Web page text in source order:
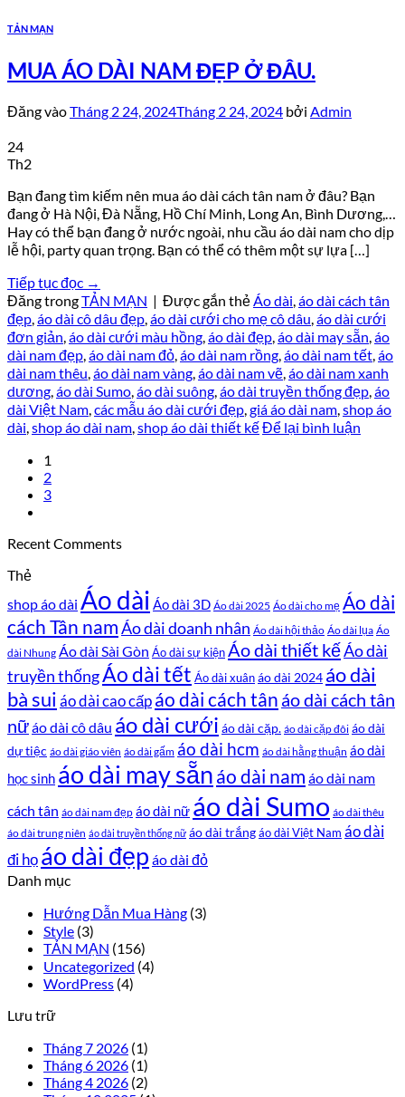
TẢN MẠN
MUA ÁO DÀI NAM ĐẸP Ở ĐÂU.
Đăng vàoTháng 2 24, 2024Tháng 2 24, 2024 bởi Admin
24
Th2
Bạn đang tìm kiếm nên mua áo dài cách tân nam ở đâu? Bạn
đang ở Hà Nội, Đà Nẵng, Hồ Chí Minh, Long An, Bình Dương,…
Hay có thể bạn đang ở nước ngoài, nhu cầu áo dài nam cho dịp
lễ hội, party quan trọng. Bạn có thể có thêm một sự lựa […]
Tiếp tục đọc →
Đăng trongTẢN MẠN | Được gắn thẻ Áo dài áo dài cách tân
đẹp áo dài cô dâu đẹp áo dài cưới cho mẹ cô dâu áo dài cưới
đơn giản áo dài cưới màu hồng áo dài đẹp áo dài may sẵn áo
dài nam đẹp áo dài nam đỏ áo dài nam rồng áo dài nam tết áo
dài nam thêu áo dài nam vàng áo dài nam vẽ áo dài nam xanh
dương áo dài Sumo áo dài suông áo dài truyền thống đẹp áo
dài Việt Nam các mẫu áo dài cưới đẹp giá áo dài nam shop áo
dài shop áo dài nam shop áo dài thiết kếĐể lại bình luận
1
2
3
Recent Comments
Thẻ
shop áo dài Áo dài Áo dài 3D Áo dài 2025 Áo dài cho mẹ Áo dài
cách Tân namÁo dài doanh nhân Áo dài hội thảo Áo dài lụa Áo
dài Nhung Áo dài Sài Gòn Áo dài sự kiện Áo dài thiết kếÁo dài
truyền thốngÁo dài tết Áo dài xuânáo dài 2024 áo dài
bà suiáo dài cao cấpáo dài cách tân áo dài cách tân
nữáo dài cô dâu áo dài cưới áo dài cặp. áo dài cặp đôi áo dài
dự tiệc áo dài giáo viên áo dài gấm áo dài hcm áo dài hằng thuận áo dài
học sinh áo dài may sẵnáo dài nam áo dài nam
cách tân áo dài nam đẹp áo dài nữ áo dài Sumo áo dài thêu
áo dài trung niên áo dài truyền thống nữ áo dài trắngáo dài Việt Nam áo dài
đi họáo dài đẹp áo dài đỏ
Danh mục
Hướng Dẫn Mua Hàng (3)
Style (3)
TẢN MẠN (156)
Uncategorized (4)
WordPress (4)
Lưu trữ
Tháng 7 2026 (1)
Tháng 6 2026 (1)
Tháng 4 2026 (2)